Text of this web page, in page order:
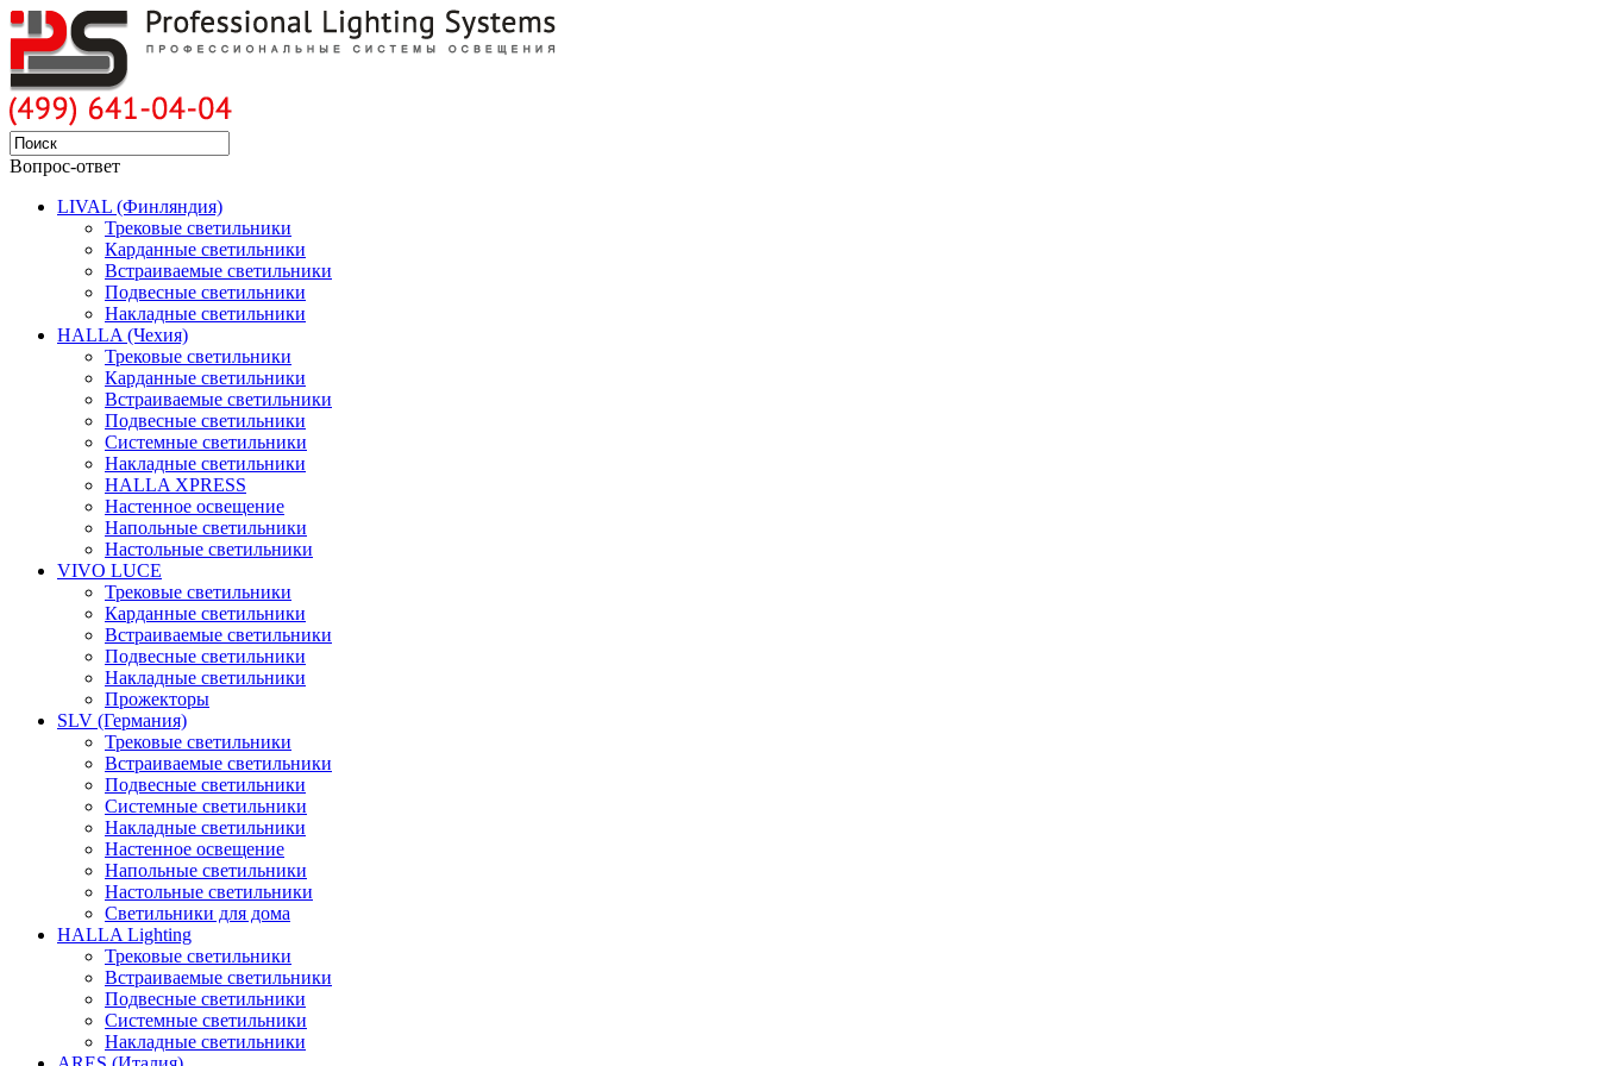
Вопрос-ответ
LIVAL (Финляндия)
Трековые светильники
Карданные светильники
Встраиваемые светильники
Подвесные светильники
Накладные светильники
HALLA (Чехия)
Трековые светильники
Карданные светильники
Встраиваемые светильники
Подвесные светильники
Системные светильники
Накладные светильники
HALLA XPRESS
Настенное освещение
Напольные светильники
Настольные светильники
VIVO LUCE
Трековые светильники
Карданные светильники
Встраиваемые светильники
Подвесные светильники
Накладные светильники
Прожекторы
SLV (Германия)
Трековые светильники
Встраиваемые светильники
Подвесные светильники
Системные светильники
Накладные светильники
Настенное освещение
Напольные светильники
Настольные светильники
Светильники для дома
HALLA Lighting
Трековые светильники
Встраиваемые светильники
Подвесные светильники
Системные светильники
Накладные светильники